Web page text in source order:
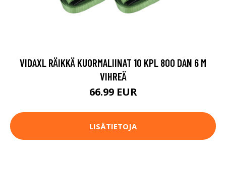
VIDAXL RÄIKKÄ KUORMALIINAT 10 KPL 800 DAN 6 M
VIHREÄ
66.99 EUR
LISÄTIETOJA